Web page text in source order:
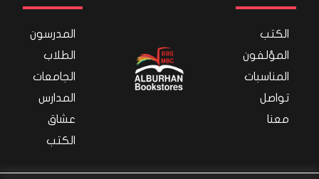
الكتب
المؤلفون
المناسبات
تواصل
معنا
المدرسون
الطلاب
الجامعات
المدارس
عشاق
الكتب